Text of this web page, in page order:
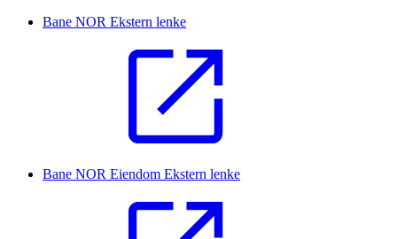
Bane NOR Ekstern lenke
Bane NOR Eiendom Ekstern lenke